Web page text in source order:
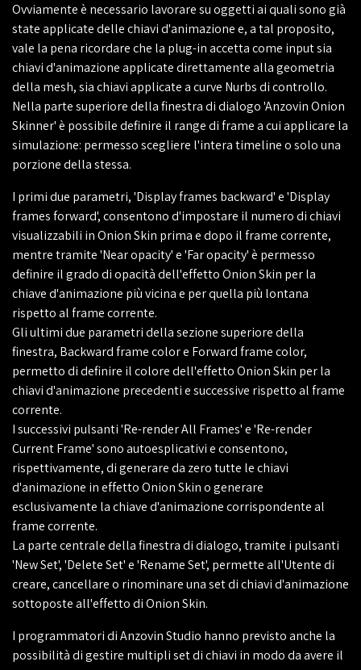
Ovviamente è necessario lavorare su oggetti ai quali sono già
state applicate delle chiavi d'animazione e, a tal proposito,
vale la pena ricordare che la plug-in accetta come input sia
chiavi d'animazione applicate direttamente alla geometria
della mesh, sia chiavi applicate a curve Nurbs di controllo.
Nella parte superiore della finestra di dialogo 'Anzovin Onion
Skinner' è possibile definire il range di frame a cui applicare la
simulazione: permesso scegliere l'intera timeline o solo una
porzione della stessa.
I primi due parametri, 'Display frames backward' e 'Display
frames forward', consentono d'impostare il numero di chiavi
visualizzabili in Onion Skin prima e dopo il frame corrente,
mentre tramite 'Near opacity' e 'Far opacity' è permesso
definire il grado di opacità dell'effetto Onion Skin per la
chiave d'animazione più vicina e per quella più lontana
rispetto al frame corrente.
Gli ultimi due parametri della sezione superiore della
finestra, Backward frame color e Forward frame color,
permetto di definire il colore dell'effetto Onion Skin per la
chiavi d'animazione precedenti e successive rispetto al frame
corrente.
I successivi pulsanti 'Re-render All Frames' e 'Re-render
Current Frame' sono autoesplicativi e consentono,
rispettivamente, di generare da zero tutte le chiavi
d'animazione in effetto Onion Skin o generare
esclusivamente la chiave d'animazione corrispondente al
frame corrente.
La parte centrale della finestra di dialogo, tramite i pulsanti
'New Set', 'Delete Set' e 'Rename Set', permette all'Utente di
creare, cancellare o rinominare una set di chiavi d'animazione
sottoposte all'effetto di Onion Skin.
I programmatori di Anzovin Studio hanno previsto anche la
possibilità di gestire multipli set di chiavi in modo da avere il